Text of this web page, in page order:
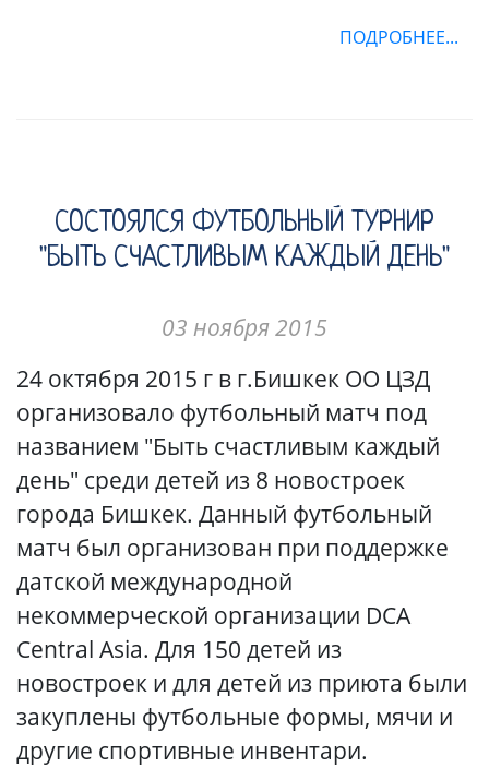
ПОДРОБНЕЕ...
СОСТОЯЛСЯ ФУТБОЛЬНЫЙ ТУРНИР
"БЫТЬ СЧАСТЛИВЫМ КАЖДЫЙ ДЕНЬ"
03 ноября 2015
24 октября 2015 г в г.Бишкек ОО ЦЗД
организовало футбольный матч под
названием "Быть счастливым каждый
день" среди детей из 8 новостроек
города Бишкек. Данный футбольный
матч был организован при поддержке
датской международной
некоммерческой организации DCA
Central Asia. Для 150 детей из
новостроек и для детей из приюта были
закуплены футбольные формы, мячи и
другие спортивные инвентари.